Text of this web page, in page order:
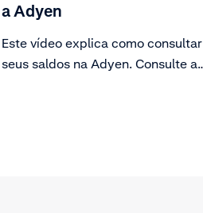
a Adyen
Este vídeo explica como consultar
seus saldos na Adyen. Consulte a